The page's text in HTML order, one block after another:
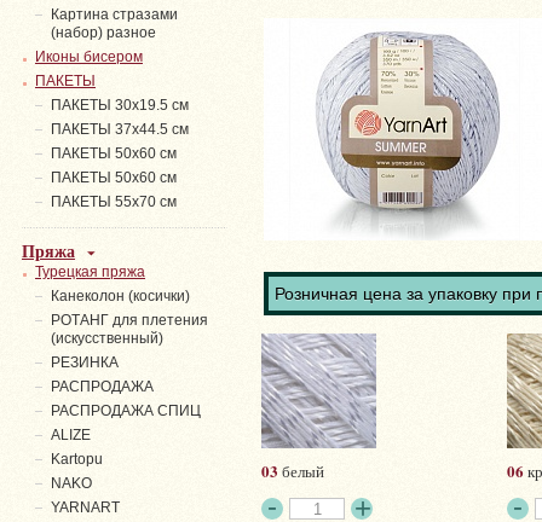
Розничная цена за упаковку при
03 белый 06
Картина стразами
(набор) разное
Иконы бисером
ПАКЕТЫ
ПАКЕТЫ 30х19.5 см
ПАКЕТЫ 37х44.5 см
ПАКЕТЫ 50х60 см
ПАКЕТЫ 50х60 см
ПАКЕТЫ 55х70 см
Пряжа
Турецкая пряжа
Канеколон (косички)
РОТАНГ для плетения
(искусственный)
PЕЗИНКА
РАСПРОДАЖА
РАСПРОДАЖА СПИЦ
ALIZE
Kartopu
NAKO
YARNART